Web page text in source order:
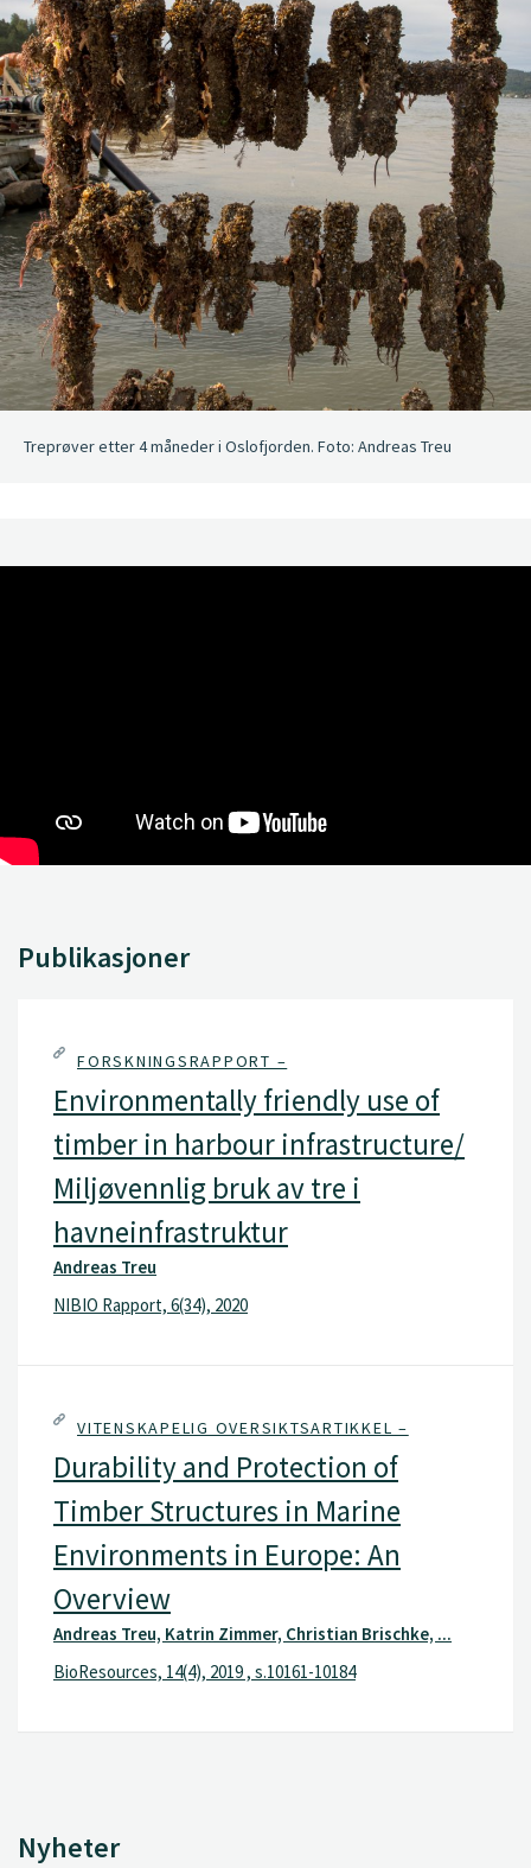
Treprøver etter 4 måneder i Oslofjorden. Foto: Andreas Treu
Publikasjoner
FORSKNINGSRAPPORT –
Environmentally friendly use of
timber in harbour infrastructure/
Miljøvennlig bruk av tre i
havneinfrastruktur
Andreas Treu
NIBIO Rapport, 6(34), 2020
VITENSKAPELIG OVERSIKTSARTIKKEL –
Durability and Protection of
Timber Structures in Marine
Environments in Europe: An
Overview
Andreas Treu, Katrin Zimmer, Christian Brischke, ...
BioResources, 14(4), 2019 , s.10161-10184
Nyheter